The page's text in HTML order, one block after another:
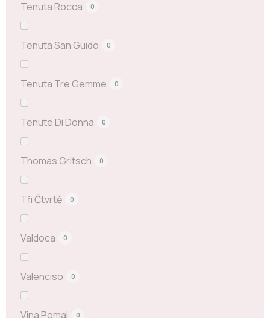
Tenuta Rocca 0
Tenuta San Guido 0
Tenuta Tre Gemme 0
Tenute Di Donna 0
Thomas Gritsch 0
Tři Čtvrtě 0
Valdoca 0
Valenciso 0
Vina Pomal 0